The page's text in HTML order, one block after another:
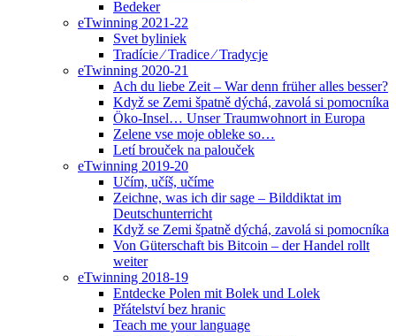
Bedeker
eTwinning 2021-22
Svet byliniek
Tradície ⁄ Tradice ⁄ Tradycje
eTwinning 2020-21
Ach du liebe Zeit – War denn früher alles besser?
Když se Zemi špatně dýchá, zavolá si pomocníka
Öko-Insel… Unser Traumwohnort in Europa
Zelene vse moje obleke so…
Letí brouček na palouček
eTwinning 2019-20
Učím, učíš, učíme
Zeichne, was ich dir sage – Bilddiktat im
Deutschunterricht
Když se Zemi špatně dýchá, zavolá si pomocníka
Von Güterschaft bis Bitcoin – der Handel rollt
weiter
eTwinning 2018-19
Entdecke Polen mit Bolek und Lolek
Přátelství bez hranic
Teach me your language